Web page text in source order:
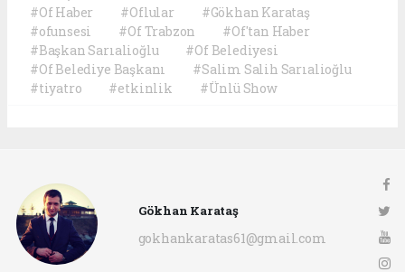
#Of Haber
#Oflular
#Gökhan Karataş
#ofunsesi
#Of Trabzon
#Of'tan Haber
#Başkan Sarıalioğlu
#Of Belediyesi
#Of Belediye Başkanı
#Salim Salih Sarıalioğlu
#tiyatro
#etkinlik #Ünlü Show
Gökhan Karataş
gokhankaratas61@gmail.com